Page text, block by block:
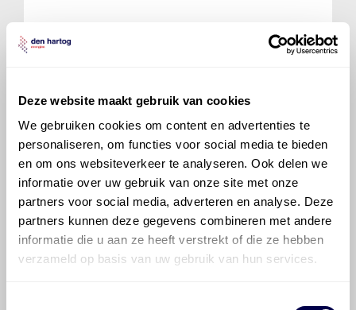
Deze website maakt gebruik van cookies
We gebruiken cookies om content en advertenties te
personaliseren, om functies voor social media te bieden
en om ons websiteverkeer te analyseren. Ook delen we
informatie over uw gebruik van onze site met onze
partners voor social media, adverteren en analyse. Deze
partners kunnen deze gegevens combineren met andere
informatie die u aan ze heeft verstrekt of die ze hebben
verzameld op basis van uw gebruik van hun services.
Ververs elke 48000 km/ 24 maanden
700 ATF 1
Ververs elke 48000 km/ 24 maanden